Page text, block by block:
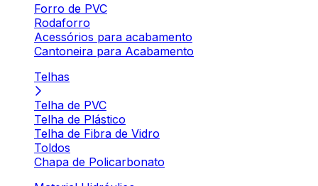
Forro de PVC
Rodaforro
Acessórios para acabamento
Cantoneira para Acabamento
Telhas
Telha de PVC
Telha de Plástico
Telha de Fibra de Vidro
Toldos
Chapa de Policarbonato